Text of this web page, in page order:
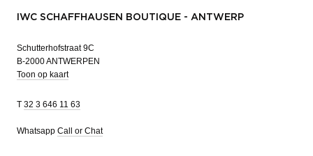
IWC SCHAFFHAUSEN BOUTIQUE - ANTWERP
Schutterhofstraat 9C
B-2000 ANTWERPEN
Toon op kaart
T 32 3 646 11 63
Whatsapp Call or Chat